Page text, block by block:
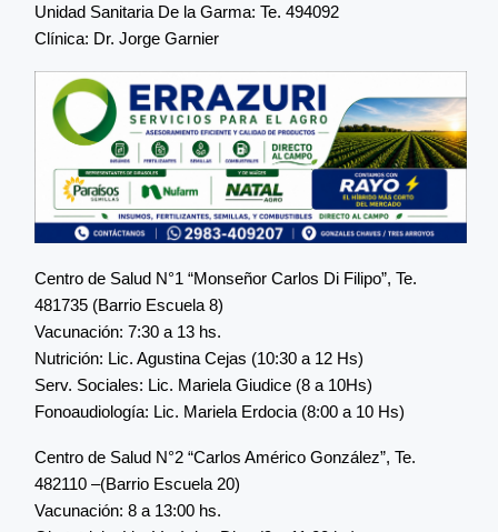
Unidad Sanitaria De la Garma: Te. 494092
Clínica: Dr. Jorge Garnier
Centro de Salud N°1 “Monseñor Carlos Di Filipo”, Te.
481735 (Barrio Escuela 8)
Vacunación: 7:30 a 13 hs.
Nutrición: Lic. Agustina Cejas (10:30 a 12 Hs)
Serv. Sociales: Lic. Mariela Giudice (8 a 10Hs)
Fonoaudiología: Lic. Mariela Erdocia (8:00 a 10 Hs)
Centro de Salud N°2 “Carlos Américo González”, Te.
482110 –(Barrio Escuela 20)
Vacunación: 8 a 13:00 hs.